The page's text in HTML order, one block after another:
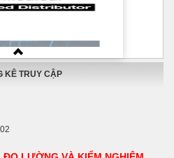
KÊ TRUY CẬP